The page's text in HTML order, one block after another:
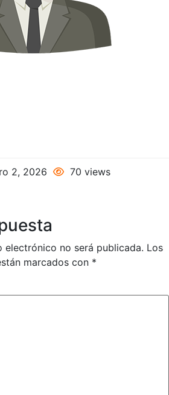
2, 2026 70 views
electrónico no será publicada. Los
marcados con *